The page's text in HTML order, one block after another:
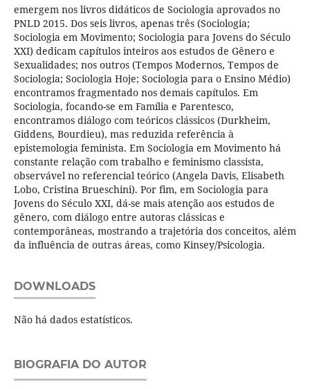
emergem nos livros didáticos de Sociologia aprovados no
PNLD 2015. Dos seis livros, apenas três (Sociologia;
Sociologia em Movimento; Sociologia para Jovens do Século
XXI) dedicam capítulos inteiros aos estudos de Gênero e
Sexualidades; nos outros (Tempos Modernos, Tempos de
Sociologia; Sociologia Hoje; Sociologia para o Ensino Médio)
encontramos fragmentado nos demais capítulos. Em
Sociologia, focando-se em Família e Parentesco,
encontramos diálogo com teóricos clássicos (Durkheim,
Giddens, Bourdieu), mas reduzida referência à
epistemologia feminista. Em Sociologia em Movimento há
constante relação com trabalho e feminismo classista,
observável no referencial teórico (Angela Davis, Elisabeth
Lobo, Cristina Brueschini). Por fim, em Sociologia para
Jovens do Século XXI, dá-se mais atenção aos estudos de
gênero, com diálogo entre autoras clássicas e
contemporâneas, mostrando a trajetória dos conceitos, além
da influência de outras áreas, como Kinsey/Psicologia.
DOWNLOADS
Não há dados estatísticos.
BIOGRAFIA DO AUTOR